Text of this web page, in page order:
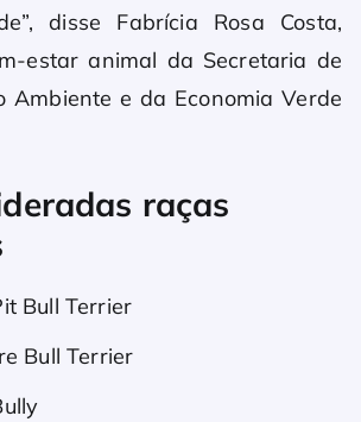
disse Fabrícia Rosa Costa,
estar animal da Secretaria de
Ambiente e da Economia Verde
raças
Bull Terrier
Bull Terrier